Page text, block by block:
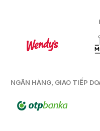
NGÂN HÀNG, GIAO TIẾP